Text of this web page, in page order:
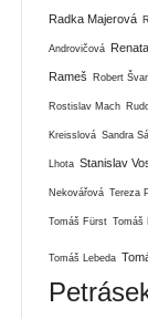
Radka Majerová
Androvičová
Rameš Robert
Rostislav Mach
Kreisslová Sandra
Lhota Stanislav
Nekovářová Tereza
Tomáš Fürst Tomáš
Tomáš Lebeda